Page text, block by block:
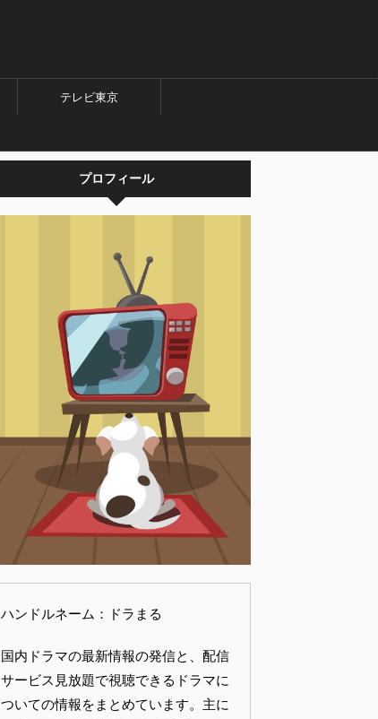
テレビ東京
プロフィール
ハンドルネーム：ドラまる
国内ドラマの最新情報の発信と、配信
サービス見放題で視聴できるドラマに
ついての情報をまとめています。主に